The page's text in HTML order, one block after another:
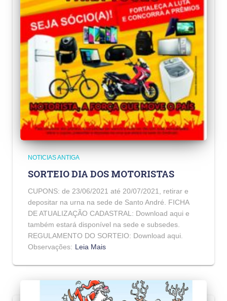
NOTICIAS ANTIGA
SORTEIO DIA DOS MOTORISTAS
CUPONS: de 23/06/2021 até 20/07/2021, retirar e
depositar na urna na sede de Santo André. FICHA
DE ATUALIZAÇÃO CADASTRAL: Download aqui e
também estará disponível na sede e subsedes.
REGULAMENTO DO SORTEIO: Download aqui.
Observações: Leia Mais